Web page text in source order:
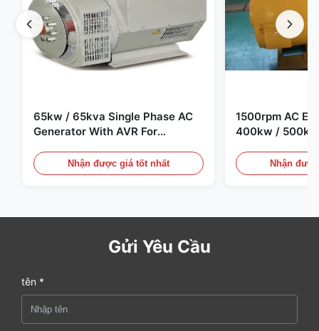
65kw / 65kva Single Phase AC
Generator With AVR For
Nhận được giá tốt nhất
1500rpm AC
400kw /
Nhận
Gửi Yêu Cầu
tên *